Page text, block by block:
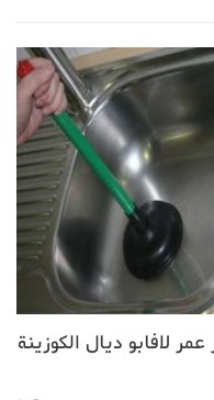
لافابو ديال الكوزينة